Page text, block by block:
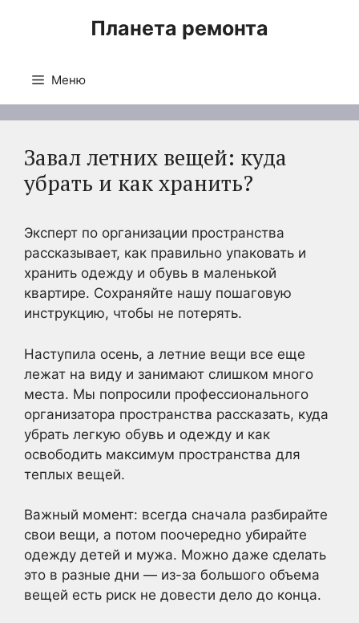
Планета ремонта
Меню
Завал летних вещей: куда
убрать и как хранить?
Эксперт по организации пространства
рассказывает, как правильно упаковать и
хранить одежду и обувь в маленькой
квартире. Сохраняйте нашу пошаговую
инструкцию, чтобы не потерять.
Наступила осень, а летние вещи все еще
лежат на виду и занимают слишком много
места. Мы попросили профессионального
организатора пространства рассказать, куда
убрать легкую обувь и одежду и как
освободить максимум пространства для
теплых вещей.
Важный момент: всегда сначала разбирайте
свои вещи, а потом поочередно убирайте
одежду детей и мужа. Можно даже сделать
это в разные дни — из-за большого объема
вещей есть риск не довести дело до конца.